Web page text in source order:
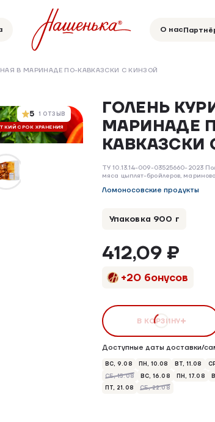
О нас
В МАРИНАДЕ ПО-КАВКАЗСКИ С КИНЗОЙ
5 1 ОТЗЫВ
СРОК ХРАНЕНИЯ БЕЗ ДОБАВОК БЕЗ ГМО РУЧНАЯ
ГОЛЕНЬ
МАРИНАДЕ
КАВКАЗСКИ
ТУ 10.13.14-009-03525660-2023
мяса цыплят-бройлеров,
Ломоносовские продукты
Доступные даты доставки/
ВС, 9.08 ПН, 10.08 ВТ, 11.08
СБ, 15.08
ВС, 16.08 ПН, 17.08
ПТ, 21.08
СБ, 22.08
Упаковка 900 г
412,09 ₽
+20 бонусов
В КОРЗИНУ